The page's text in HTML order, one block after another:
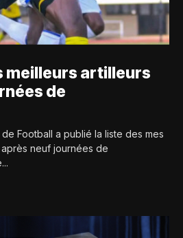
meilleurs artilleurs
de
Football a publié la liste des mes
neuf journées de